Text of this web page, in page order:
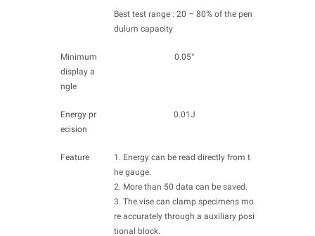
Best test range : 20 – 80% of the pen
dulum capacity
Minimum
display a
ngle
0.05°
Energy pr
ecision
0.01J
Feature
1. Energy can be read directly from t
he gauge.
2. More than 50 data can be saved.
3. The vise can clamp specimens mo
re accurately through a auxiliary posi
tional block.